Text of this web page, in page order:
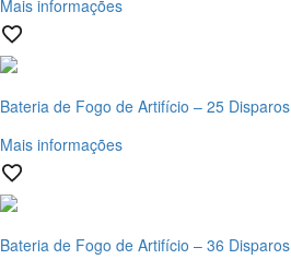
Mais informações
Bateria de Fogo de Artifício – 25 Disparos
Mais informações
Bateria de Fogo de Artifício – 36 Disparos